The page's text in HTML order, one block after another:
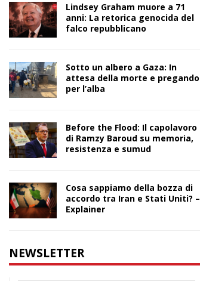
Lindsey Graham muore a 71
anni: La retorica genocida del
falco repubblicano
Sotto un albero a Gaza: In
attesa della morte e pregando
per l’alba
Before the Flood: Il capolavoro
di Ramzy Baroud su memoria,
resistenza e sumud
Cosa sappiamo della bozza di
accordo tra Iran e Stati Uniti? –
Explainer
NEWSLETTER